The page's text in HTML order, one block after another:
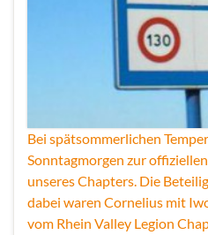
Bei spätsommerlichen
Sonntagmorgen zur
unseres Chapters. Die
dabei waren Cornelius mit
vom Rhein Valley Legion